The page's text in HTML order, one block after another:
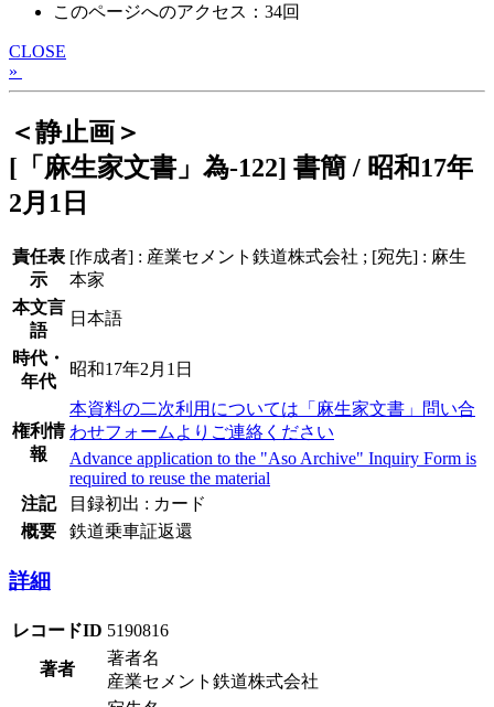
このページへのアクセス：34回
CLOSE
»
＜静止画＞
[「麻生家文書」為-122] 書簡 / 昭和17年
2月1日
責任表
示
[作成者] : 産業セメント鉄道株式会社 ; [宛先] : 麻生
本家
本文言
語
日本語
時代・
年代
昭和17年2月1日
権利情
報
本資料の二次利用については「麻生家文書」問い合
わせフォームよりご連絡ください
Advance application to the "Aso Archive" Inquiry Form is
required to reuse the material
注記
目録初出 : カード
概要
鉄道乗車証返還
詳細
レコードID 5190816
著者
著者名
産業セメント鉄道株式会社